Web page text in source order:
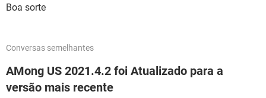
Boa sorte
Conversas semelhantes
AMong US 2021.4.2 foi Atualizado para a
versão mais recente